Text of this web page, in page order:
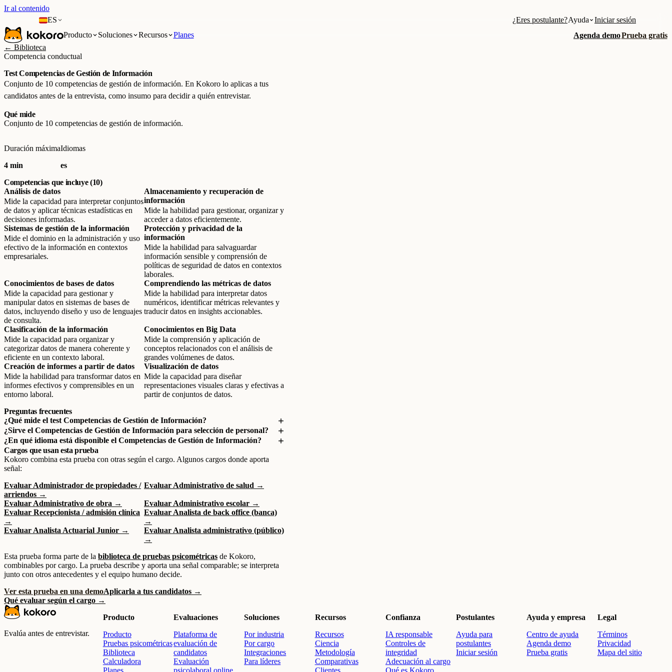
Ir al contenido
ES
¿Eres postulante?Ayuda
Iniciar sesión
Producto
Soluciones Recursos Planes Agenda demoPrueba gratis
← Biblioteca
Competencia conductual
Test Competencias de Gestión de Información
Conjunto de 10 competencias de gestión de información. En Kokoro lo aplicas a tus
candidatos antes de la entrevista, como insumo para decidir a quién entrevistar.
Qué mide
Conjunto de 10 competencias de gestión de información.
Duración máxima
4 min
Idiomas
es
Competencias que incluye (10)
Análisis de datos
Mide la capacidad para interpretar conjuntos
de datos y aplicar técnicas estadísticas en
decisiones informadas.
Almacenamiento y recuperación de
información
Mide la habilidad para gestionar, organizar y
acceder a datos eficientemente.
Sistemas de gestión de la información
Mide el dominio en la administración y uso
efectivo de la información en contextos
empresariales.
Protección y privacidad de la
información
Mide la habilidad para salvaguardar
información sensible y comprensión de
políticas de seguridad de datos en contextos
laborales.
Conocimientos de bases de datos
Mide la capacidad para gestionar y
manipular datos en sistemas de bases de
datos, incluyendo diseño y uso de lenguajes
de consulta.
Comprendiendo las métricas de datos
Mide la habilidad para interpretar datos
numéricos, identificar métricas relevantes y
traducir datos en insights accionables.
Clasificación de la información
Mide la capacidad para organizar y
categorizar datos de manera coherente y
eficiente en un contexto laboral.
Conocimientos en Big Data
Mide la comprensión y aplicación de
conceptos relacionados con el análisis de
grandes volúmenes de datos.
Creación de informes a partir de datos
Mide la habilidad para transformar datos en
informes efectivos y comprensibles en un
entorno laboral.
Visualización de datos
Mide la capacidad para diseñar
representaciones visuales claras y efectivas a
partir de conjuntos de datos.
Preguntas frecuentes
¿Qué mide el test Competencias de Gestión de Información?
¿Sirve el Competencias de Gestión de Información para selección de personal?
¿En qué idioma está disponible el Competencias de Gestión de Información?
Cargos que usan esta prueba
Kokoro combina esta prueba con otras según el cargo. Algunos cargos donde aporta
señal:
Evaluar Administrador de propiedades /
arriendos →
Evaluar Administrativo de salud →
Evaluar Administrativo de obra →
Evaluar Administrativo escolar →
Evaluar Recepcionista / admisión clínica
→
Evaluar Analista de back office (banca)
→
Evaluar Analista Actuarial Junior →
Evaluar Analista administrativo (público)
→
Esta prueba forma parte de la biblioteca de pruebas psicométricas de Kokoro,
combinables por cargo. La prueba describe y aporta una señal comparable; se interpreta
junto con otros antecedentes y el equipo humano decide.
Ver esta prueba en una demoAplicarla a tus candidatos →
Qué evaluar según el cargo →
Evalúa antes de entrevistar.
Producto
Producto
Pruebas psicométricas
Biblioteca
Calculadora
Planes
Evaluaciones
Plataforma de
evaluación de
candidatos
Evaluación
psicolaboral online
Soluciones
Por industria
Por cargo
Integraciones
Para líderes
Recursos
Recursos
Ciencia
Metodología
Comparativas
Clientes
Confianza
IA responsable
Controles de
integridad
Adecuación al cargo
Qué es Kokoro
Postulantes
Ayuda para
postulantes
Iniciar sesión
Ayuda y empresa
Centro de ayuda
Agenda demo
Prueba gratis
Legal
Términos
Privacidad
Mapa del sitio